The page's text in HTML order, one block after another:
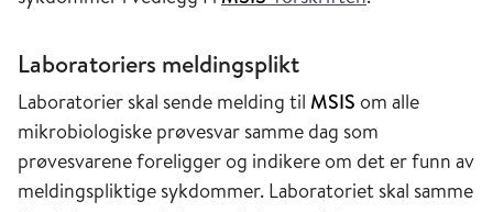
Forskrift om Meldingssystem for smittsomme
sykdommer (MSIS-forskriften) med hjemmel i
helseregisterloven og smittevernloven trådte i
kraft i 1.juli 2003 og erstattet de tidligere
forskriftene som regulerte meldingsplikten. I
Laboratoriers meldingsplikt
Laboratorier skal sende melding til MSIS om alle
mikrobiologiske prøvesvar samme dag som
prøvesvarene foreligger og indikere om det er funn av
meldingspliktige sykdommer. Laboratoriet skal samme